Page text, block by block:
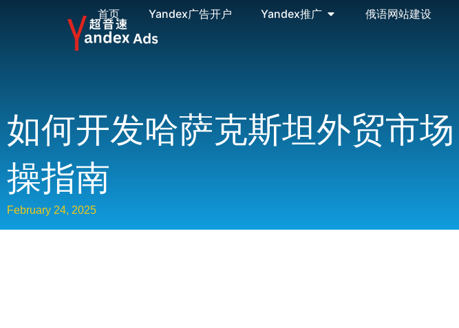
首页 Yandex广告开户 Yandex推广 俄语网站建设
如何开发哈萨克斯坦外贸市
操指南
February 24, 2025